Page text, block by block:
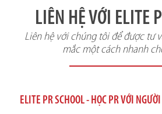
LIÊN HỆ VỚI ELITE
Liên hệ với chúng tôi để được tư
mắc một cách nhanh
ELITE PR SCHOOL - HỌC PR VỚI